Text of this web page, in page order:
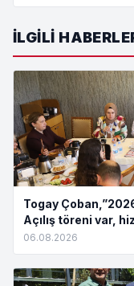
İLGILI
Togay
Açılış töreni var,
06.08.2026